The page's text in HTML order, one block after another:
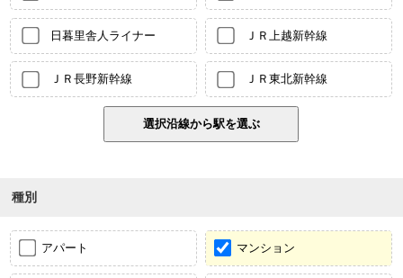
日暮里舎人ライナー ＪＲ上越新幹線
ＪＲ長野新幹線 ＪＲ東北新幹線
種別
アパート マンション